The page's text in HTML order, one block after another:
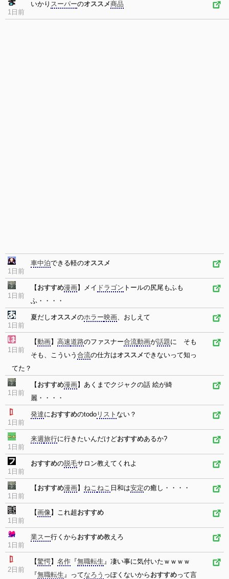
1日前
いかり スーパーのオススメ商品
1日前
車中泊できる軽のオススメ
1日前
【 おすすめ漫画】メイ ドラゴン トールの尻尾もふも
ふ・・・・
1日前
夏だしオススメのホラー映画、おしえて
1日前
【動画】 高速道路のファスナー合流動画が話題に そも
そも、こういう 合流の仕方はオススメできないって知っ
てた？
1日前
【 おすすめ漫画】あくまでクジャクの話 絵が綺
麗・・・・
1日前
発達におすすめのtodo リスト ない？
1日前
来週旅行に行きたいんだけどおすすめあるか?
1日前
おすすめの脱毛サロン教えてくれよ
1日前
【 おすすめ漫画】 ねこ ねこ 日和は安定の癒し・・・・
1日前
【画像】これ超おすすめ
1日前
業スー行くから おすすめ教えろ
2日前
【驚愕】 名作 『無職転生』凄い事に気付いたｗｗｗｗ
『無職転生』ってなろう っぽくないから おすすめって言